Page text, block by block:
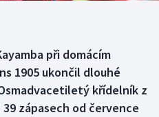
při domácím
1905 ukončil dlouhé
křídelník z
zápasech od července